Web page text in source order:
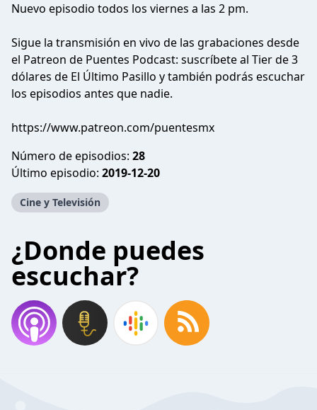
Nuevo episodio todos los viernes a las 2 pm.
Sigue la transmisión en vivo de las grabaciones desde
el Patreon de Puentes Podcast: suscríbete al Tier de 3
dólares de El Último Pasillo y también podrás escuchar
los episodios antes que nadie.
https://www.patreon.com/puentesmx
Número de episodios: 28
Último episodio: 2019-12-20
Cine y Televisión
¿Donde puedes
escuchar?